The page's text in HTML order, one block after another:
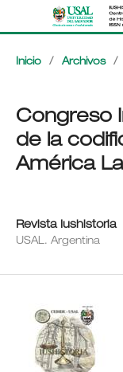
Inicio / Archivos /
Congreso
de la
América
Revista Iushistoria
USAL. Argentina